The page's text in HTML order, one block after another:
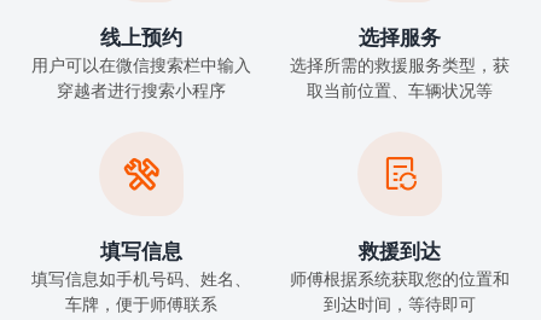
线上预约
用户可以在微信搜索栏中输入
穿越者进行搜索小程序
选择服务
选择所需的救援服务类型，获
取当前位置、车辆状况等

填写信息
填写信息如手机号码、姓名、
车牌，便于师傅联系

救援到达
师傅根据系统获取您的位置和
到达时间，等待即可